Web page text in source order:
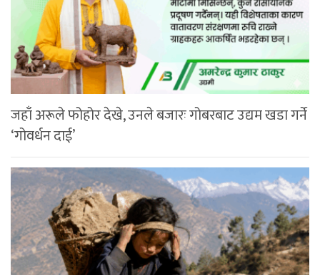
जहाँ अरूले फोहोर देखे, उनले बजारः गोबरबाट उद्यम खडा गर्ने
‘गोवर्धन दाई’